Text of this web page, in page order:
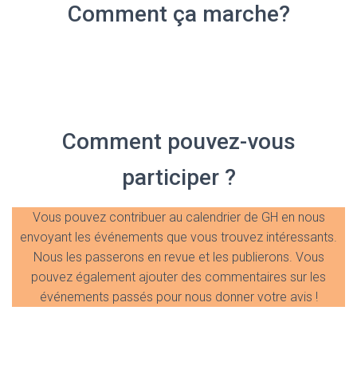
Comment ça marche?
Comment pouvez-vous
participer ?
Vous pouvez contribuer au calendrier de GH en nous
envoyant les événements que vous trouvez intéressants.
Nous les passerons en revue et les publierons. Vous
pouvez également ajouter des commentaires sur les
événements passés pour nous donner votre avis !